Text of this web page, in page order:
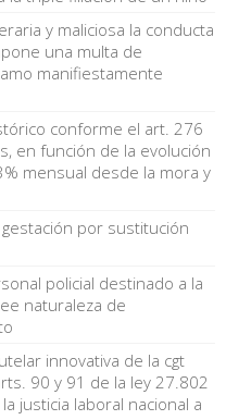
y maliciosa la conducta
una multa de
manifiestamente
conforme el art. 276
en función de la evolución
mensual desde la mora y
por sustitución
policial destinado a la
naturaleza de
innovativa de la cgt
90 y 91 de la ley 27.802
justicia laboral nacional a